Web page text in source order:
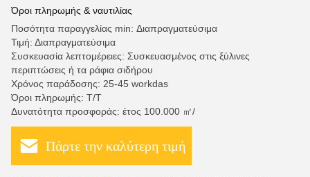
Όροι πληρωμής & ναυτιλίας
Ποσότητα παραγγελίας min: Διαπραγματεύσιμα
Τιμή: Διαπραγματεύσιμα
Συσκευασία λεπτομέρειες: Συσκευασμένος στις ξύλινες
περιπτώσεις ή τα ράφια σιδήρου
Χρόνος παράδοσης: 25-45 workdas
Όροι πληρωμής: Τ/Τ
Δυνατότητα προσφοράς: έτος 100.000 ㎡/
Πάρτε την καλύτερη τιμή